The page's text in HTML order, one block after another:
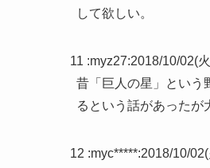
して欲しい。
11 :myz27:2018/10/02(
昔「巨人の星」という
るという話があったが
12 :myc*****:2018/10/